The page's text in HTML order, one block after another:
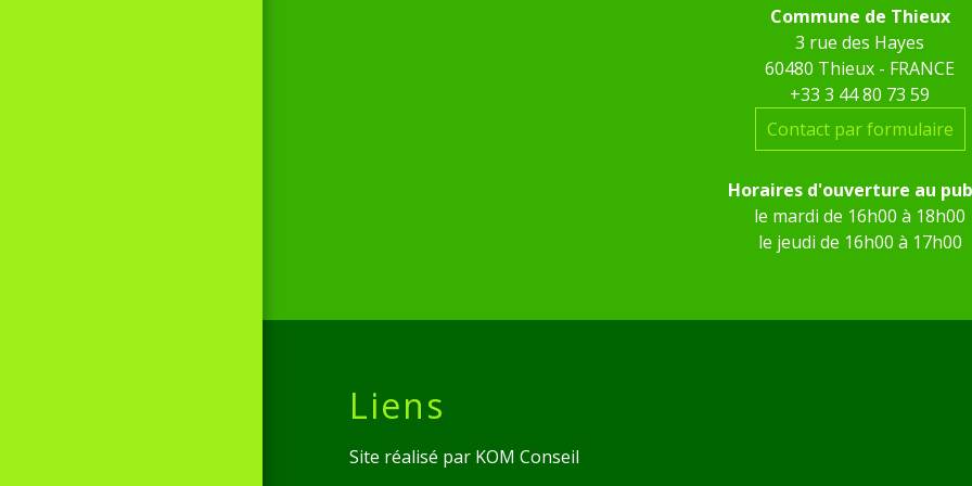
Commune de Thieux
3 rue des Hayes
60480 Thieux - FRANCE
+33 3 44 80 73 59
Contact par formulaire
Horaires d'ouverture au
le mardi de 16h00 à 18h00
le jeudi de 16h00 à 17h00
Liens
Site réalisé par KOM Conseil